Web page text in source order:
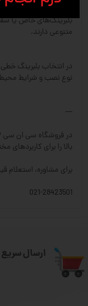
بلبرینگ‌های خاص یا
متنوعی دارند.
در انتخاب بلبرینگ
نوع نصب و شرایط
---
بالا را برای
برای مشاوره، استعلام
021-28423501
ارسال